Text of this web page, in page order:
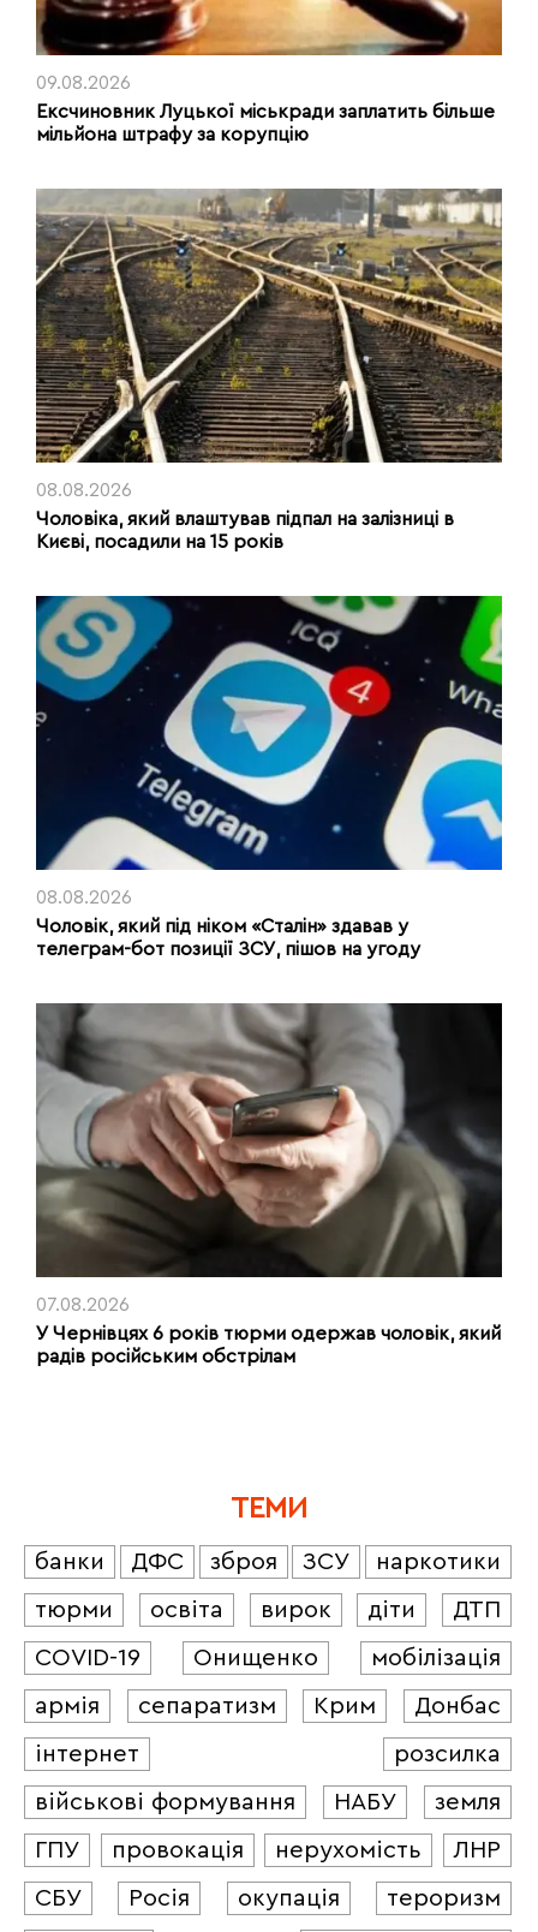
09.08.2026
Ексчиновник Луцької міськради заплатить більше
мільйона штрафу за корупцію
08.08.2026
Чоловіка, який влаштував підпал на залізниці в
Києві, посадили на 15 років
08.08.2026
Чоловік, який під ніком «Сталін» здавав у
телеграм-бот позиції ЗСУ, пішов на угоду
07.08.2026
У Чернівцях 6 років тюрми одержав чоловік, який
радів російським обстрілам
ТЕМИ
банки ДФС зброя ЗСУ
наркотики
тюрми
освіта вирок діти
ДТП
COVID-19
Онищенко
мобілізація
армія
сепаратизм Крим
Донбас
інтернет
розсилка
військові формування
НАБУ
земля
ГПУ
провокація нерухомість
ЛНР
СБУ
Росія окупація
тероризм